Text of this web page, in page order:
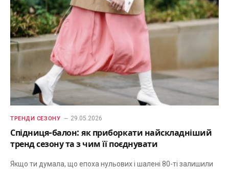
ТРЕНДИ СЕЗОНУ 29.05.2026
Спідниця-балон: як приборкати найскладніший
тренд сезону та з чим її поєднувати
Якщо ти думала, що епоха нульових і шалені 80-ті залишили